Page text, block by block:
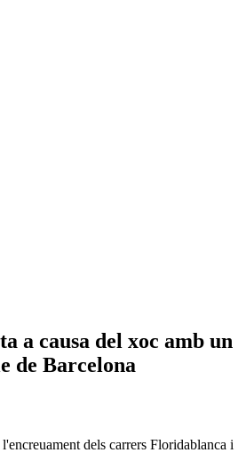
a causa del xoc amb un
de Barcelona
dels carrers Floridablanca i